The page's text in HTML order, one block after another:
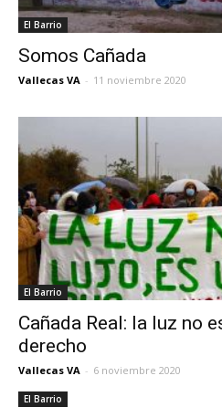
El Barrio
Somos Cañada
Vallecas VA - 11 noviembre 2020
El Barrio
Cañada Real: la luz no
derecho
Vallecas VA - 6 noviembre 2020
El Barrio